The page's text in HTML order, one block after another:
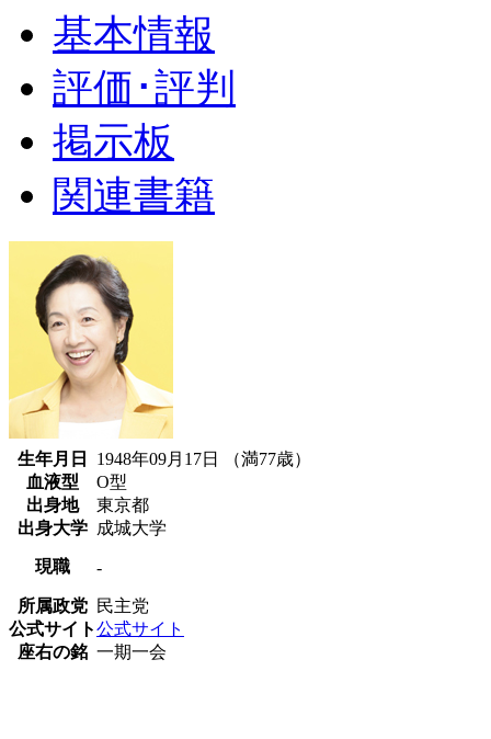
基本情報
評価･評判
掲示板
関連書籍
生年月日
1948年09月17日 （満77歳）
血液型
O型
出身地
東京都
出身大学 成城大学
現職 -
所属政党 民主党
公式サイト公式サイト
座右の銘 一期一会